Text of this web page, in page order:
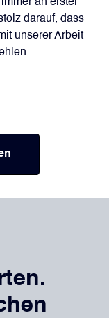
an erster
darauf, dass
unserer Arbeit
Sie bitte die
Sie bitte die